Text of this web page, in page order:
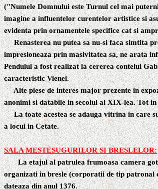
("Numele Domnului este Turnul cel mai
imagine a influentelor curentelor artistice si
evidenta prin ornamentele specifice cat si
Renasterea nu putea sa nu-si faca simtita
impresioneaza prin masivitatea sa, ne arata
Pendulul a fost realizat la cererea contelui
caracteristic Vienei.
Alte piese de interes major prezente in
anonimi si databile in secolul al XIX-lea. Tot
La toate acestea se adauga vitrina in
a locui in Cetate.
SALA MESTESUGURILOR SI BRESLELOR:
La etajul al patrulea frumoasa camera
organizati in bresle (corporatii de tip patronal
dateaza din anul 1376.